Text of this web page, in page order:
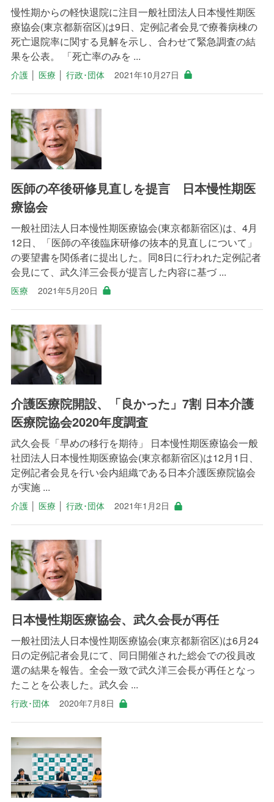
慢性期からの軽快退院に注目一般社団法人日本慢性期医
療協会(東京都新宿区)は9日、定例記者会見で療養病棟の
死亡退院率に関する見解を示し、合わせて緊急調査の結
果を公表。 「死亡率のみを ...
介護│ 医療 │ 行政･団体 2021年10月27日
医師の卒後研修見直しを提言 日本慢性期医
療協会
一般社団法人日本慢性期医療協会(東京都新宿区)は、4月
12日、「医師の卒後臨床研修の抜本的見直しについて」
の要望書を関係者に提出した。同8日に行われた定例記者
会見にて、武久洋三会長が提言した内容に基づ ...
医療 2021年5月20日
介護医療院開設、「良かった」7割 日本介護
医療院協会2020年度調査
武久会長「早めの移行を期待」 日本慢性期医療協会一般
社団法人日本慢性期医療協会(東京都新宿区)は12月1日、
定例記者会見を行い会内組織である日本介護医療院協会
が実施 ...
介護│ 医療 行政･団体 2021年1月2日
日本慢性期医療協会、武久会長が再任
一般社団法人日本慢性期医療協会(東京都新宿区)は6月24
日の定例記者会見にて、同日開催された総会での役員改
選の結果を報告。全会一致で武久洋三会長が再任となっ
たことを公表した。武久会 ...
行政･団体 2020年7月8日